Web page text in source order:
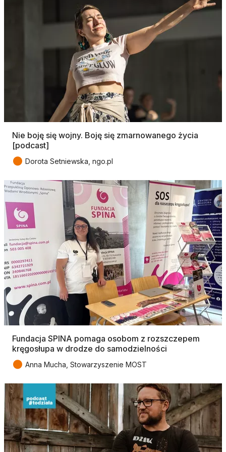
Nie boję się wojny. Boję się zmarnowanego życia
[podcast]
● Dorota Setniewska, ngo.pl
Fundacja SPINA pomaga osobom z rozszczepem
kręgosłupa w drodze do samodzielności
● Anna Mucha, Stowarzyszenie MOST